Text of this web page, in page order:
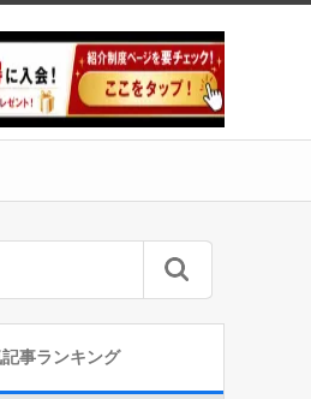
記事ランキング